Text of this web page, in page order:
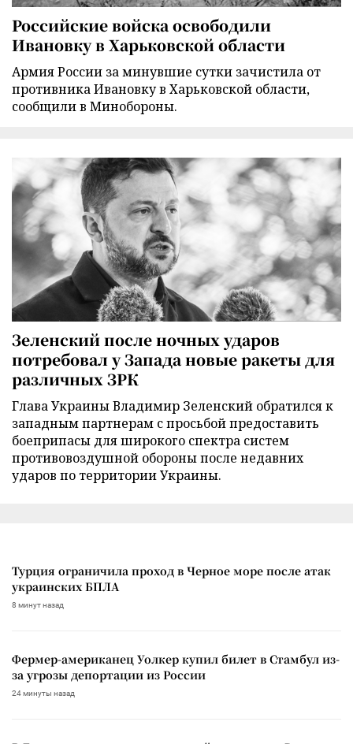
Российские войска освободили
Ивановку в Харьковской области
Армия России за минувшие сутки зачистила от
противника Ивановку в Харьковской области,
сообщили в Минобороны.
Зеленский после ночных ударов
потребовал у Запада новые ракеты для
различных ЗРК
Глава Украины Владимир Зеленский обратился к
западным партнерам с просьбой предоставить
боеприпасы для широкого спектра систем
противовоздушной обороны после недавних
ударов по территории Украины.
Турция ограничила проход в Черное море после атак
украинских БПЛА
8 минут назад
Фермер-американец Уолкер купил билет в Стамбул из-
за угрозы депортации из России
24 минуты назад